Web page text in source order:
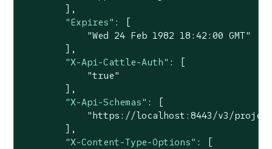
        ],
"Expires" : [
"Wed 24 Feb 1982 18:42:00 GMT"
        ],
"X-Api-Cattle-Auth" : [
"true"
        ],
"X-Api-Schemas" : [
"https://localhost:8443/v3/project/
        ],
"X-Content-Type-Options" : [